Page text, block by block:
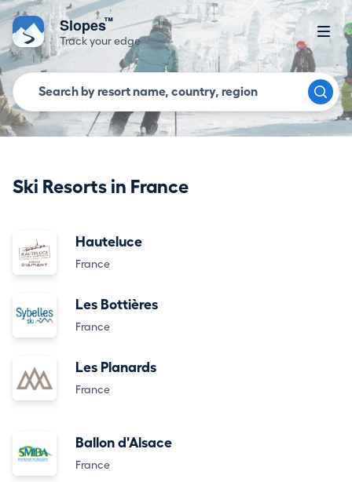
Slopes™
Track your edge
Ski Resorts in France
Hauteluce
France
Les Bottières
France
Les Planards
France
Ballon d'Alsace
France